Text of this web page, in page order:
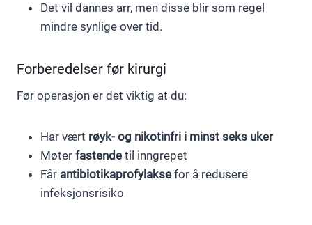
Det vil dannes arr, men disse blir som regel
mindre synlige over tid.
Forberedelser før kirurgi
Før operasjon er det viktig at du:
Har vært røyk- og nikotinfri i minst seks uker
Møter fastende til inngrepet
Får antibiotikaprofylakse for å redusere
infeksjonsrisiko